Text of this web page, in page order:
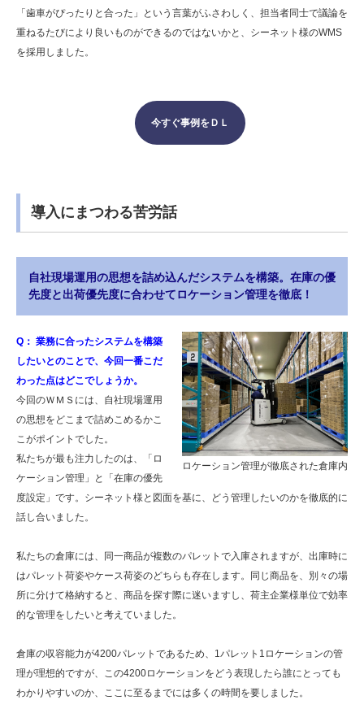
「歯車がぴったりと合った」という言葉がふさわしく、担当者同士で議論を
重ねるたびにより良いものができるのではないかと、シーネット様のWMS
を採用しました。
今すぐ事例をＤＬ
導入にまつわる苦労話
自社現場運用の思想を詰め込んだシステムを構築。在庫の優
先度と出荷優先度に合わせてロケーション管理を徹底！
ロケーション管理が徹底された倉庫内
Q： 業務に合ったシステムを構築
したいとのことで、今回一番こだ
わった点はどこでしょうか。
今回のＷＭＳには、自社現場運用
の思想をどこまで詰めこめるかこ
こがポイントでした。
私たちが最も注力したのは、「ロ
ケーション管理」と「在庫の優先
度設定」です。シーネット様と図面を基に、どう管理したいのかを徹底的に
話し合いました。
私たちの倉庫には、同一商品が複数のパレットで入庫されますが、出庫時に
はパレット荷姿やケース荷姿のどちらも存在します。同じ商品を、別々の場
所に分けて格納すると、商品を探す際に迷いますし、荷主企業様単位で効率
的な管理をしたいと考えていました。
倉庫の収容能力が4200パレットであるため、1パレット1ロケーションの管
理が理想的ですが、この4200ロケーションをどう表現したら誰にとっても
わかりやすいのか、ここに至るまでには多くの時間を要しました。